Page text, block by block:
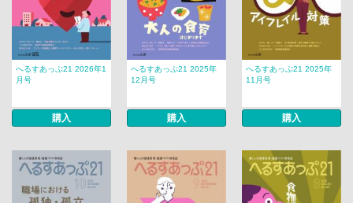
へるすあっぷ21 2026年1
月号
購入
へるすあっぷ21 2025年
12月号
購入
へるすあっぷ21 2025年
11月号
購入